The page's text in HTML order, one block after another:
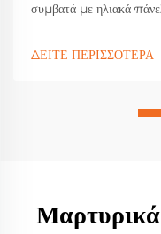
συμβατά με ηλιακά
κατά 40%. Μάθετε για
ΔΕΙΤΕ ΠΕΡΙΣΣΟΤΕΡΑ